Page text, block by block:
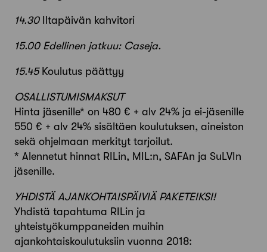
14.30Iltapäivän kahvitori
15.00 Edellinen jatkuu: Caseja.
15.45Koulutus päättyy
OSALLISTUMISMAKSUT
Hinta jäsenille* on 480 € + alv 24% ja ei-jäsenille
550 € + alv 24% sisältäen koulutuksen, aineiston
sekä ohjelmaan merkityt tarjoilut.
* Alennetut hinnat RILin, MIL:n, SAFAn ja SuLVIn
jäsenille.
YHDISTÄ AJANKOHTAISPÄIVIÄ PAKETEIKSI!
Yhdistä tapahtuma RILin ja
yhteistyökumppaneiden muihin
ajankohtaiskoulutuksiin vuonna 2018: